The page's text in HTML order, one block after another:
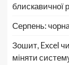
блискавичної
Серпень:
Зошит, Excel
міняти